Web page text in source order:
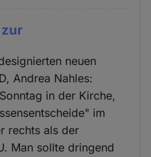
neuen
Andrea Nahles:
in der Kirche,
im
rechts als der
Man sollte dringend